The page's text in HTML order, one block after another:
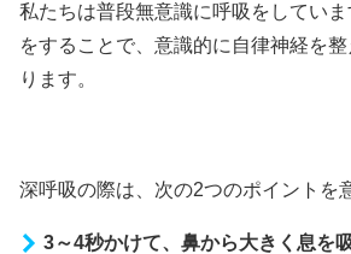
私たちは普段無意識に呼吸をしてい
をすることで、意識的に自律神経を
ります。
深呼吸の際は、次の2つのポイントを
3～4秒かけて、鼻から大きく息を